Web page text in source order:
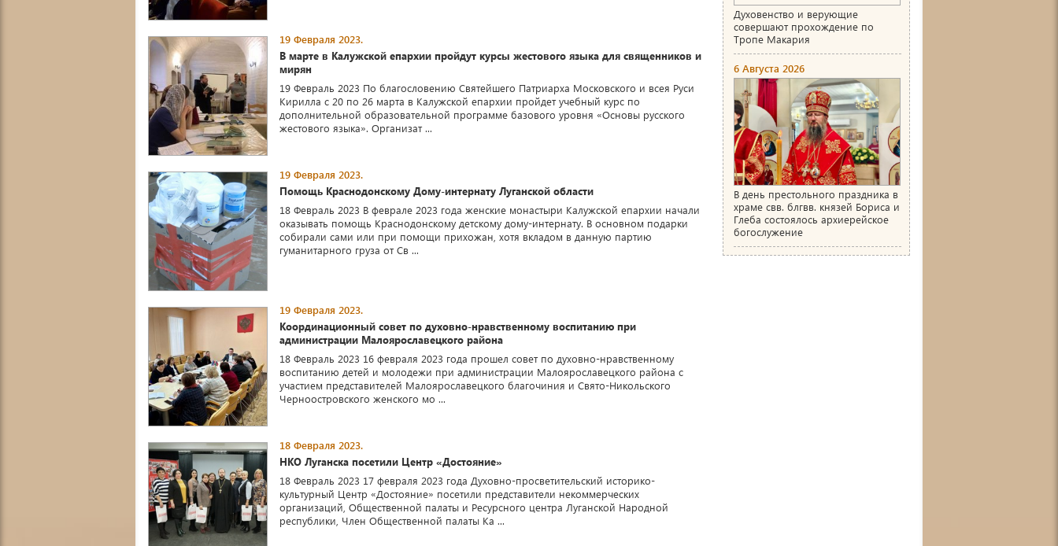
19 Февраля 2023.
В марте в Калужской епархии пройдут курсы жестового языка для священников и
мирян
19 Февраль 2023 По благословению Святейшего Патриарха Московского и всея Руси
Кирилла с 20 по 26 марта в Калужской епархии пройдет учебный курс по
дополнительной образовательной программе базового уровня «Основы русского
жестового языка». Организат ...
19 Февраля 2023.
Помощь Краснодонскому Дому-интернату Луганской области
18 Февраль 2023 В феврале 2023 года женские монастыри Калужской епархии начали
оказывать помощь Краснодонскому детскому дому-интернату. В основном подарки
собирали сами или при помощи прихожан, хотя вкладом в данную партию
гуманитарного груза от Св ...
19 Февраля 2023.
Координационный совет по духовно-нравственному воспитанию при
администрации Малоярославецкого района
18 Февраль 2023 16 февраля 2023 года прошел совет по духовно-нравственному
воспитанию детей и молодежи при администрации Малоярославецкого района с
участием представителей Малоярославецкого благочиния и Свято-Никольского
Черноостровского женского мо ...
18 Февраля 2023.
НКО Луганска посетили Центр «Достояние»
18 Февраль 2023 17 февраля 2023 года Духовно-просветительский историко-
культурный Центр «Достояние» посетили представители некоммерческих
организаций, Общественной палаты и Ресурсного центра Луганской Народной
республики, Член Общественной палаты Ка ...
Духовенство и верующие
совершают прохождение по
Тропе Макария
6 Августа 2026
В день престольного праздника в
храме свв. блгвв. князей Бориса и
Глеба состоялось архиерейское
богослужение